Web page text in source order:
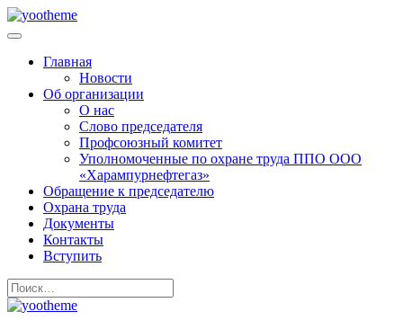
Главная
Новости
Об организации
О нас
Слово председателя
Профсоюзный комитет
Уполномоченные по охране труда ППО ООО
«Харампурнефтегаз»
Обращение к председателю
Охрана труда
Документы
Контакты
Вступить